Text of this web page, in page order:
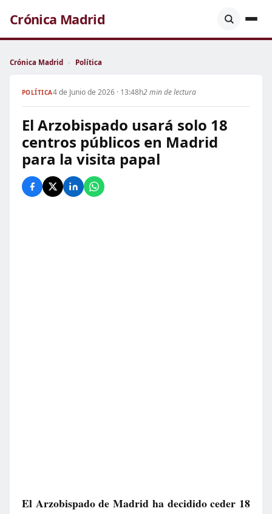
Crónica Madrid
Crónica Madrid › Política
POLÍTICA4 de Junio de 2026 · 13:48h2 min de lectura
El Arzobispado usará solo 18
centros públicos en Madrid
para la visita papal
El Arzobispado de Madrid ha decidido ceder 18